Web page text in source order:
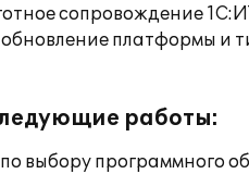
сопровождение
платформы и
работы:
выбору программного